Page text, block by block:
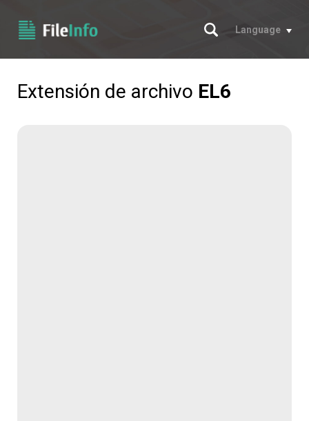
Buscar
Language
Extensión de archivo EL6